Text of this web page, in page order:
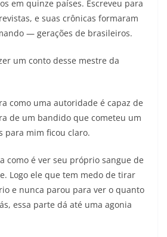
em quinze países. Escreveu para
e suas crônicas formaram
— gerações de brasileiros.
um conto desse mestre da
como uma autoridade é capaz de
de um bandido que cometeu um
para mim ficou claro.
como é ver seu próprio sangue de
Logo ele que tem medo de tirar
e nunca parou para ver o quanto
essa parte dá até uma agonia